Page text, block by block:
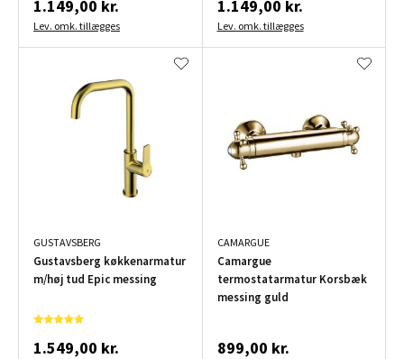
1.149,00 kr.
Lev. omk. tillægges
1.149,00 kr.
Lev. omk. tillægges
GUSTAVSBERG
Gustavsberg køkkenarmatur
m/høj tud Epic messing
1.549,00 kr.
CAMARGUE
Camargue
termostatarmatur Korsbæk
messing guld
899,00 kr.